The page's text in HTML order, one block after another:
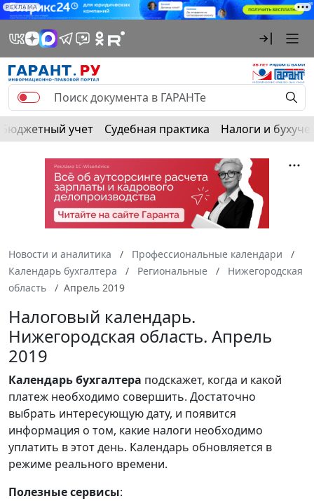
РЕКЛАМА
Бюджетный учет Судебная практика Налоги и
Новости и аналитика
Профессиональные календари
Календарь бухгалтера
Региональные
Нижегородская
область
Апрель 2019
Налоговый календарь.
Нижегородская область. Апрель
2019
Календарьбухгалтера подскажет, когда и какой
платеж необходимо совершить. Достаточно
выбрать интересующую дату, и появится
информация о том, какие налоги необходимо
уплатить в этот день. Календарь обновляется в
режиме реального времени.
Полезные сервисы: